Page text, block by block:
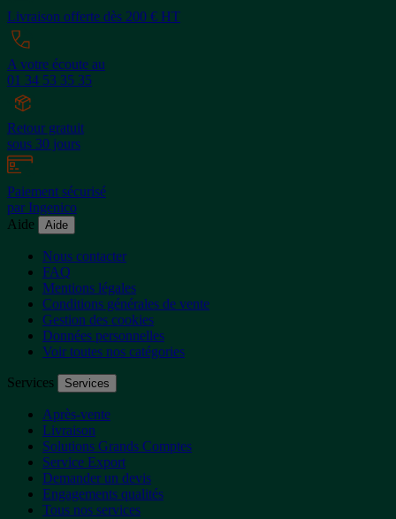
Livraison offerte dès 200 € HT
A votre écoute au
01 34 53 35 35
Retour gratuit
sous 30 jours
Paiement sécurisé
par Ingenico
Aide
Aide
Nous contacter
FAQ
Mentions légales
Conditions générales de vente
Gestion des cookies
Données personnelles
Voir toutes nos catégories
Services Services
Après-vente
Livraison
Solutions Grands Comptes
Service Export
Demander un devis
Engagements qualités
Tous nos services